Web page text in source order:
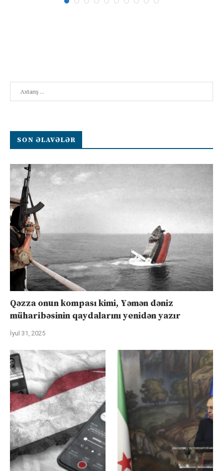
SON ƏLAVƏLƏR
Qəzza onun kompası kimi, Yəmən dəniz
müharibəsinin qaydalarını yenidən yazır
İyul 31, 2025